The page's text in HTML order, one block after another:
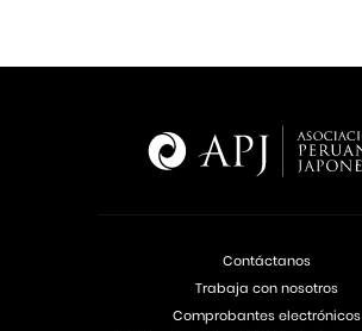
Contáctanos
Trabaja con nosotros
Comprobantes electrónicos